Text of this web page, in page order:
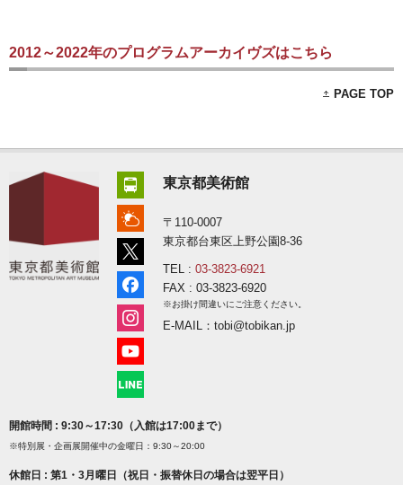
2012～2022年のプログラムアーカイヴズはこちら
PAGE TOP
東京都美術館
〒110-0007
東京都台東区上野公園8-36
TEL : 03-3823-6921
FAX : 03-3823-6920
※お掛け間違いにご注意ください。
E-MAIL：tobi@tobikan.jp
開館時間 : 9:30～17:30（入館は17:00まで）
※特別展・企画展開催中の金曜日：9:30～20:00
休館日 : 第1・3月曜日（祝日・振替休日の場合は翌平日）